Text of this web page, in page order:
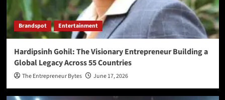
Brandspot Entertainment
Hardipsinh Gohil: The Visionary Entrepreneur Building a
Global Legacy Across 55 Countries
The Entrepreneur Bytes June 17, 2026